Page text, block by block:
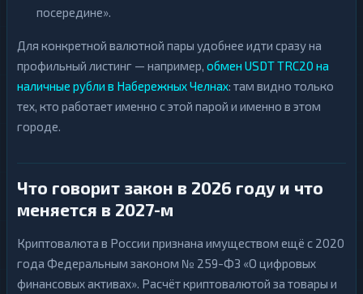
посередине».
Для конкретной валютной пары удобнее идти сразу на
профильный листинг — например, обмен USDT TRC20 на
наличные рубли в Набережных Челнах: там видно только
тех, кто работает именно с этой парой и именно в этом
городе.
Что говорит закон в 2026 году и что
меняется в 2027-м
Криптовалюта в России признана имуществом ещё с 2020
года Федеральным законом № 259-ФЗ «О цифровых
финансовых активах». Расчёт криптовалютой за товары и